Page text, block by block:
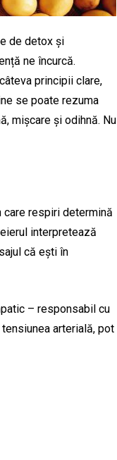
de detox și
ne încurcă.
principii clare,
se poate rezuma
mișcare și odihnă. Nu
care respiri determină
interpretează
că ești în
– responsabil cu
arterială, pot